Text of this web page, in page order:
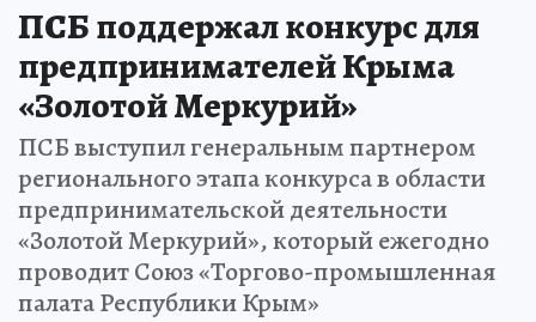
ПСБ поддержал конкурс для
предпринимателей Крыма
«Золотой Меркурий»
ПСБ выступил генеральным партнером
регионального этапа конкурса в области
предпринимательской деятельности
«Золотой Меркурий», который ежегодно
проводит Союз «Торгово-промышленная
палата Республики Крым»